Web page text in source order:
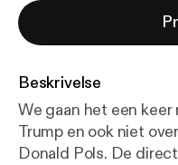
Beskrivelse
We gaan het een
Trump en ook niet
Donald Pols. De